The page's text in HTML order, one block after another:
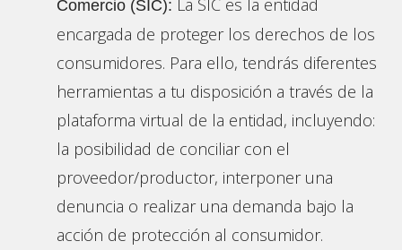
Comercio (SIC): La SIC es la entidad
encargada de proteger los derechos de los
consumidores. Para ello, tendrás diferentes
herramientas a tu disposición a través de la
plataforma virtual de la entidad, incluyendo:
la posibilidad de conciliar con el
proveedor/productor, interponer una
denuncia o realizar una demanda bajo la
acción de protección al consumidor.